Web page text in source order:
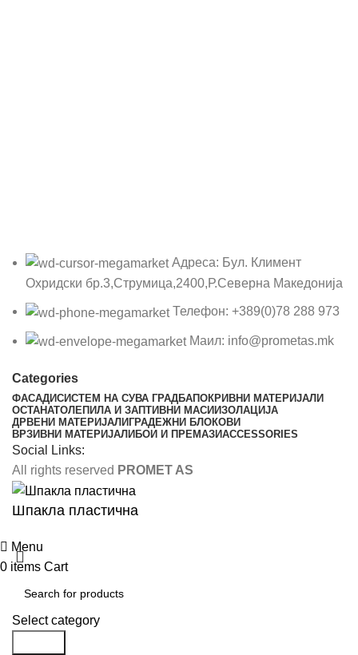
Адреса: Бул. Климент
Охридски бр.3,Струмица,2400,Р.Северна Македонија
Телефон: +389(0)78 288 973
Маил: info@prometas.mk
Categories
ФАСАДИСИСТЕМ НА СУВА ГРАДБАПОКРИВНИ МАТЕРИЈАЛИ
ОСТАНАТОЛЕПИЛА И ЗАПТИВНИ МАСИ ИЗОЛАЦИЈА
ДРВЕНИ МАТЕРИЈАЛИ ГРАДЕЖНИ БЛОКОВИ
ВРЗИВНИ МАТЕРИЈАЛИ БОИ И ПРЕМАЗИACCESSORIES
Social Links:
All rights reserved PROMET AS
Шпакла пластична
Select category
Menu
0 items Cart